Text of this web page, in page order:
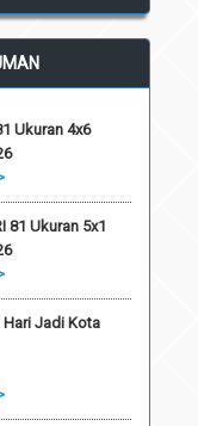
Ukuran 4x6
81 Ukuran 5x1
Jadi Kota